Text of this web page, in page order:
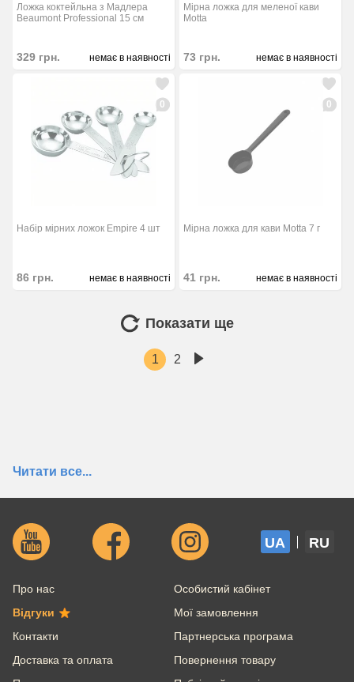
Ложка коктейльна з Мадлера
Beaumont Professional 15 см
329 грн. немає в наявності
Мірна ложка для меленої кави
Motta
73 грн. немає в наявності
0
Набір мірних ложок Empire 4 шт
86 грн. немає в наявності
0
Мірна ложка для кави Motta 7 г
41 грн. немає в наявності
Показати ще
1 2
Часті питання покупців
Як швидко доставите товар?
Чи є безкоштовна доставка?
Як мені зрозуміти, що у вас
оригінальна продукція?
Читати все...
UA RU
Про нас
Відгуки
Контакти
Доставка та оплата
Особистий кабінет
Мої замовлення
Партнерська програма
Повернення товару